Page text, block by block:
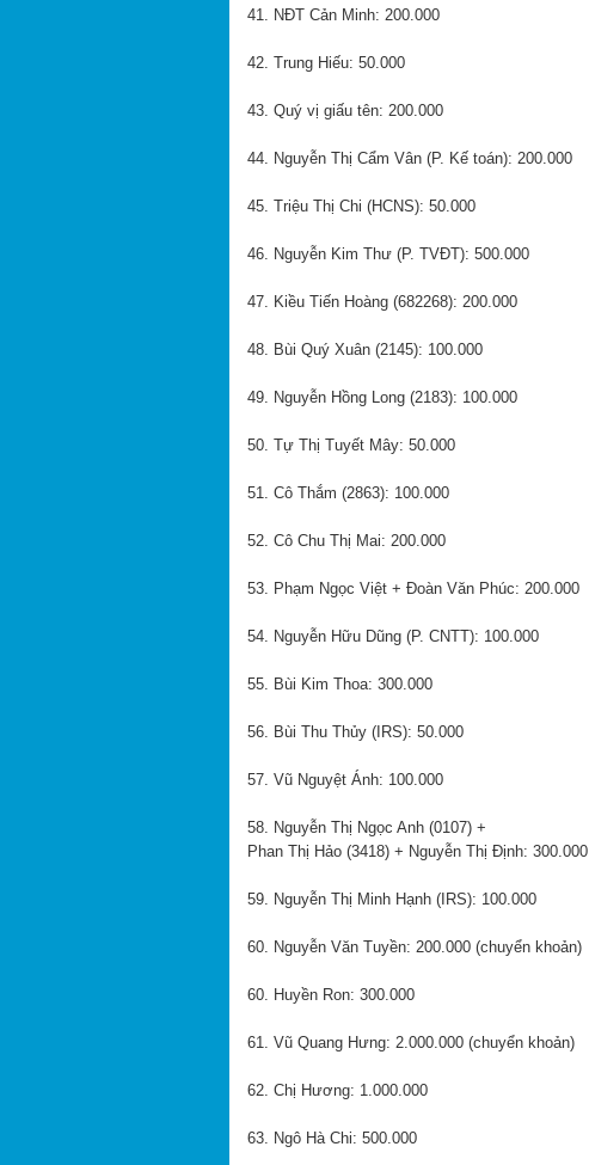
41. NĐT Cản Minh: 200.000
42. Trung Hiếu: 50.000
43. Quý vị giấu tên: 200.000
44. Nguyễn Thị Cẩm Vân (P. Kế toán): 200.000
45. Triệu Thị Chi (HCNS): 50.000
46. Nguyễn Kim Thư (P. TVĐT): 500.000
47. Kiều Tiến Hoàng (682268): 200.000
48. Bùi Quý Xuân (2145): 100.000
49. Nguyễn Hồng Long (2183): 100.000
50. Tự Thị Tuyết Mây: 50.000
51. Cô Thắm (2863): 100.000
52. Cô Chu Thị Mai: 200.000
53. Phạm Ngọc Việt + Đoàn Văn Phúc: 200.000
54. Nguyễn Hữu Dũng (P. CNTT): 100.000
55. Bùi Kim Thoa: 300.000
56. Bùi Thu Thủy (IRS): 50.000
57. Vũ Nguyệt Ánh: 100.000
58. Nguyễn Thị Ngọc Anh (0107) +
Phan Thị Hảo (3418) + Nguyễn Thị Định: 300.000
59. Nguyễn Thị Minh Hạnh (IRS): 100.000
60. Nguyễn Văn Tuyền: 200.000 (chuyển khoản)
60. Huyền Ron: 300.000
61. Vũ Quang Hưng: 2.000.000 (chuyển khoản)
62. Chị Hương: 1.000.000
63. Ngô Hà Chi: 500.000